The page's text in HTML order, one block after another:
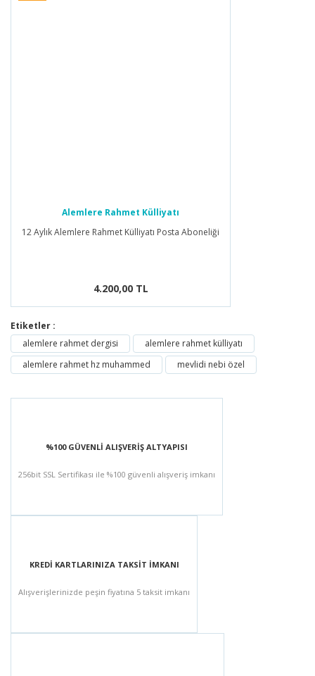
Alemlere Rahmet Külliyatı
12 Aylık Alemlere Rahmet Külliyatı Posta Aboneliği
4.200,00 TL
Etiketler :
alemlere rahmet dergisi
alemlere rahmet külliyatı
alemlere rahmet hz muhammed
mevlidi nebi özel
%100 GÜVENLİ ALIŞVERİŞ ALTYAPISI
256bit SSL Sertifikası ile %100 güvenli alışveriş imkanı
KREDİ KARTLARINIZA TAKSİT İMKANI
Alışverişlerinizde peşin fiyatına 5 taksit imkanı